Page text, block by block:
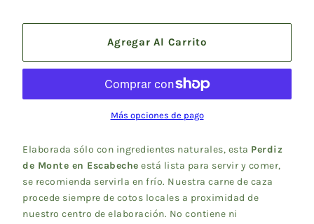
Agregar Al Carrito
Más opciones de pago
Elaborada sólo con ingredientes naturales, esta Perdiz
de Monte en Escabeche está lista para servir y comer,
se recomienda servirla en frío. Nuestra carne de caza
procede siempre de cotos locales a proximidad de
nuestro centro de elaboración. No contiene ni